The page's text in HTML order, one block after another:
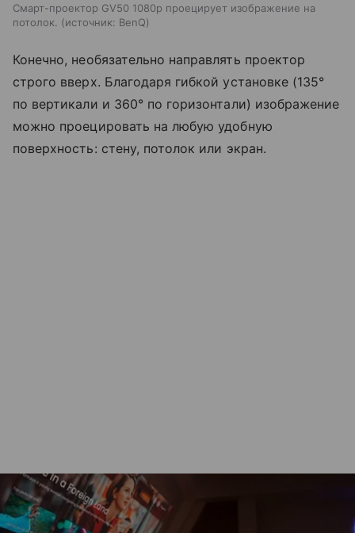
Cмарт-проектор GV50 1080p проецирует изображение на
потолок.
источник: BenQ
Конечно, необязательно направлять проектор
строго вверх. Благодаря гибкой установке (135°
по вертикали и 360° по горизонтали) изображение
можно проецировать на любую удобную
поверхность: стену, потолок или экран.